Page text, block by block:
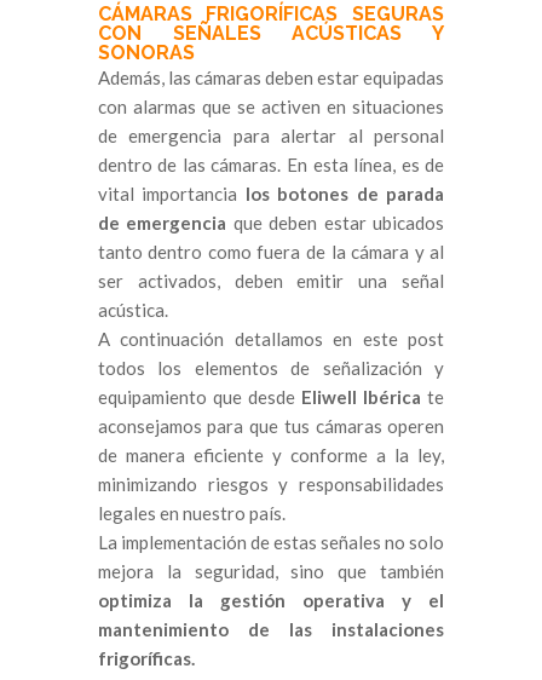
CÁMARAS FRIGORÍFICAS SEGURAS
CON SEÑALES ACÚSTICAS Y
SONORAS
Además, las cámaras deben estar equipadas
con alarmas que se activen en situaciones
de emergencia para alertar al personal
dentro de las cámaras. En esta línea, es de
vital importancia los botones de parada
de emergencia que deben estar ubicados
tanto dentro como fuera de la cámara y al
ser activados, deben emitir una señal
acústica.
A continuación detallamos en este post
todos los elementos de señalización y
equipamiento que desde Eliwell Ibérica te
aconsejamos para que tus cámaras operen
de manera eficiente y conforme a la ley,
minimizando riesgos y responsabilidades
legales en nuestro país.
La implementación de estas señales no solo
mejora la seguridad, sino que también
optimiza la gestión operativa y el
mantenimiento de las instalaciones
frigoríficas.